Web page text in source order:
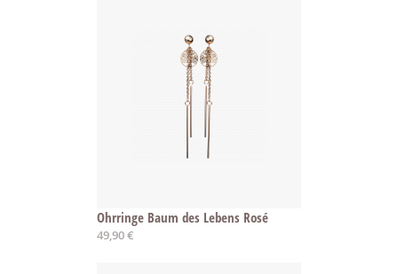
Ohrringe Baum des Lebens Rosé
49,90 €